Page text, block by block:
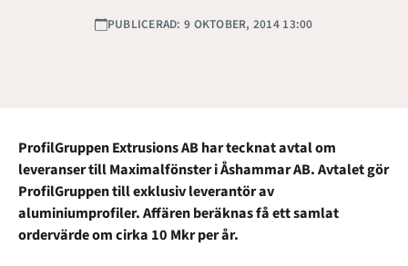
PUBLICERAD: 9 OKTOBER, 2014 13:00
ProfilGruppen Extrusions AB har tecknat avtal om
leveranser till Maximalfönster i Åshammar AB. Avtalet gör
ProfilGruppen till exklusiv leverantör av
aluminiumprofiler. Affären beräknas få ett samlat
ordervärde om cirka 10 Mkr per år.